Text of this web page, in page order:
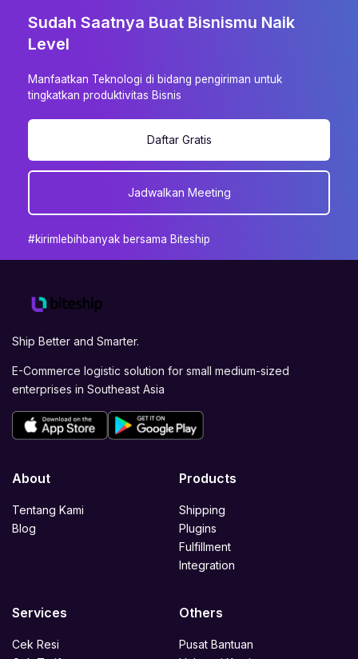
Sudah Saatnya Buat Bisnismu Naik
Level
Manfaatkan Teknologi di bidang pengiriman untuk
tingkatkan produktivitas Bisnis
Daftar Gratis
Jadwalkan Meeting
#kirimlebihbanyak bersama Biteship
Ship Better and Smarter.
E-Commerce logistic solution for small medium-sized
enterprises in Southeast Asia
About
Tentang Kami
Blog
Products
Shipping
Plugins
Fulfillment
Integration
Services
Cek Resi
Others
Pusat Bantuan